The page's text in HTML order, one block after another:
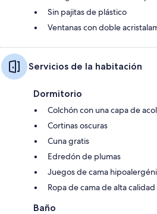
Sin pajitas de plástico
Ventanas con doble
Servicios de la habitación
Dormitorio
Colchón con una capa de
Cortinas oscuras
Cuna gratis
Edredón de plumas
Juegos de cama
Ropa de cama de alta calidad
Baño